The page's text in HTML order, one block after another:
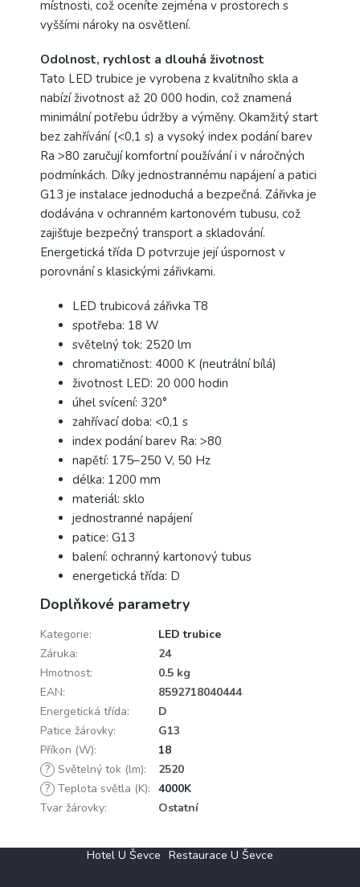
místnosti, což oceníte zejména v prostorech s
vyššími nároky na osvětlení.
Odolnost, rychlost a dlouhá životnost
Tato LED trubice je vyrobena z kvalitního skla a
nabízí životnost až 20 000 hodin, což znamená
minimální potřebu údržby a výměny. Okamžitý start
bez zahřívání (<0,1 s) a vysoký index podání barev
Ra >80 zaručují komfortní používání i v náročných
podmínkách. Díky jednostrannému napájení a patici
G13 je instalace jednoduchá a bezpečná. Zářivka je
dodávána v ochranném kartonovém tubusu, což
zajišťuje bezpečný transport a skladování.
Energetická třída D potvrzuje její úspornost v
porovnání s klasickými zářivkami.
LED trubicová zářivka T8
spotřeba: 18 W
světelný tok: 2520 lm
chromatičnost: 4000 K (neutrální bílá)
životnost LED: 20 000 hodin
úhel svícení: 320°
zahřívací doba: <0,1 s
index podání barev Ra: >80
napětí: 175–250 V, 50 Hz
délka: 1200 mm
materiál: sklo
jednostranné napájení
patice: G13
balení: ochranný kartonový tubus
energetická třída: D
Doplňkové parametry
Kategorie:
LED trubice
Záruka:
24
Hmotnost:
0.5 kg
EAN:
8592718040444
Energetická třída:
D
Patice žárovky:
G13
Příkon (W):
18
? Světelný tok (lm):
2520
? Teplota světla (K): 4000K
Tvar žárovky: Ostatní
Hotel U Ševce Restaurace U Ševce